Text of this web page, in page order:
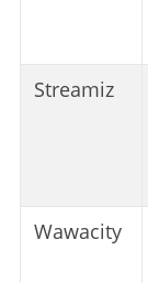
Streamiz
Wawacity